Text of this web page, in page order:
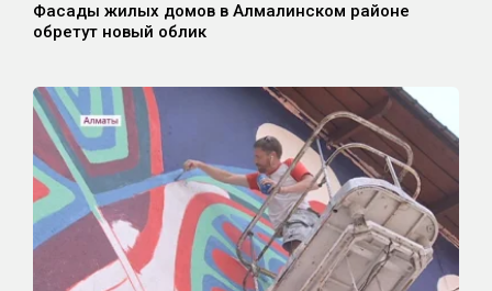
Фасады жилых домов в Алмалинском районе
обретут новый облик